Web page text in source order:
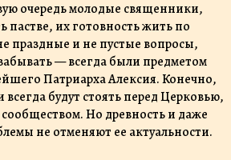
очередь молодые священники,
пастве, их готовность жить по
праздные и не пустые вопросы,
— всегда были предметом
Патриарха Алексия. Конечно,
будут стоять перед Церковью,
Но древность и даже
не отменяют ее актуальности.